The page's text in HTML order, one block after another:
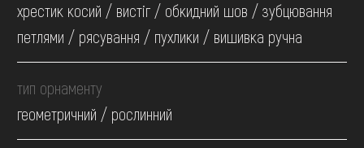
хрестик косий / вистіг / обкидний шов / зубцювання
петлями / рясування / пухлики / вишивка ручна
тип орнаменту
геометричний / рослинний